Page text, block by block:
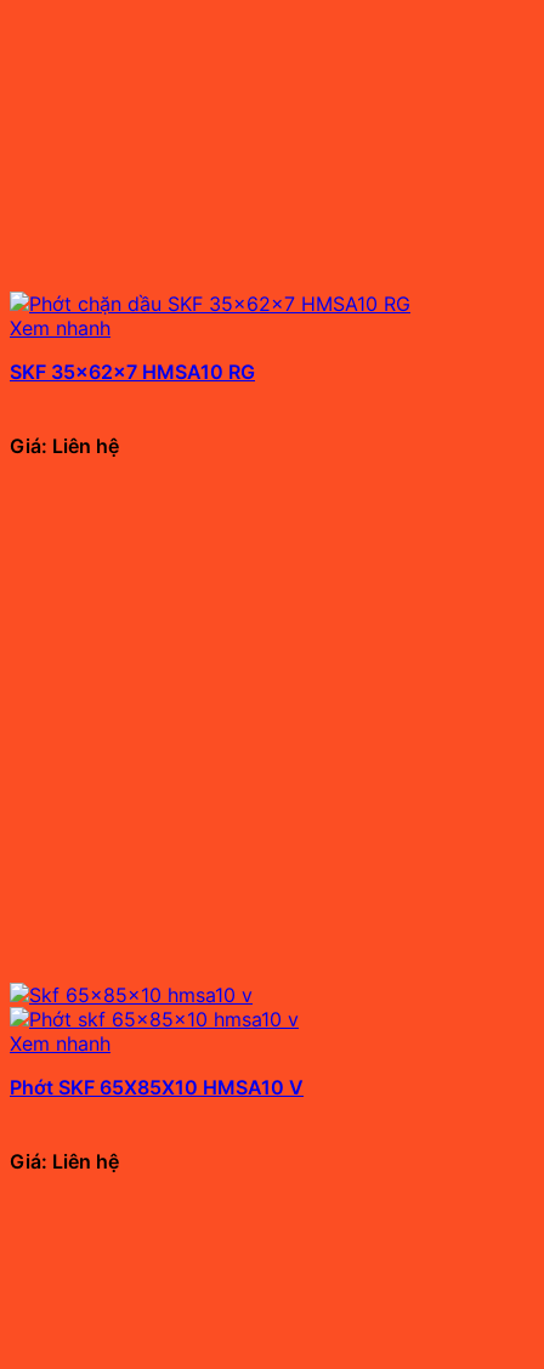
Xem nhanh
SKF 35x62x7 HMSA10 RG
Giá: Liên hệ
Xem nhanh
Phớt SKF 65X85X10 HMSA10 V
Giá: Liên hệ